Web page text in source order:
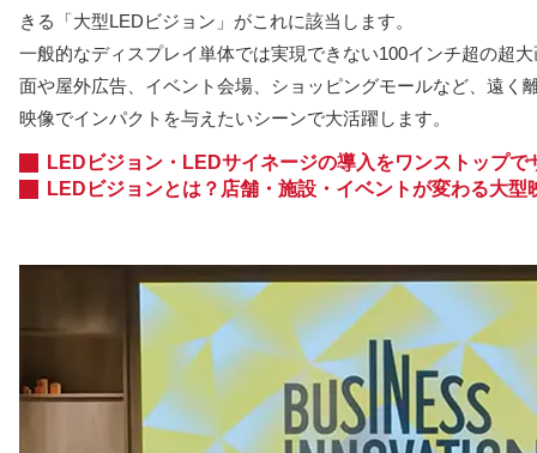
きる「大型LEDビジョン」がこれに該当します。
一般的なディスプレイ単体では実現できない100インチ超の超
面や屋外広告、イベント会場、ショッピングモールなど、遠く
映像でインパクトを与えたいシーンで大活躍します。
LEDビジョン・LEDサイネージの導入をワンストップで
LEDビジョンとは？店舗・施設・イベントが変わる大型